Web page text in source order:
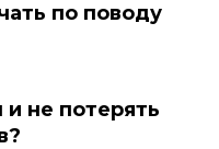
по поводу
не потерять